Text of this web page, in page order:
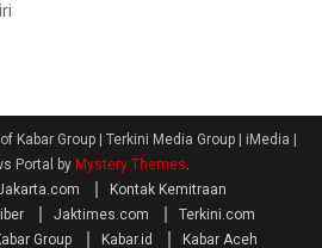
Kabar Group | Terkini Media Group | iMedia
Portal by Mystery Themes.
Kontak Kemitraan
Jaktimes.com
Terkini.com
Group Kabar.id Kabar Aceh